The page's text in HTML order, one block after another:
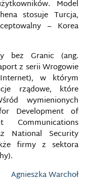
Model
stosuje Turcja,
– Korea
bez Granic (ang.
z serii Wrogowie
w którym
rządowe, które
wymienionych
Development of
Communications
National Security
firmy z sektora
Agnieszka Warchoł